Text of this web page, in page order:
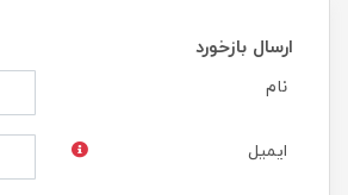
ارسال بازخورد
نام
ایمیل